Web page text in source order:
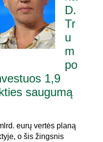
D.
Tr
u
m
po
1,9
saugumą
eurų vertės planą
o šis žingsnis